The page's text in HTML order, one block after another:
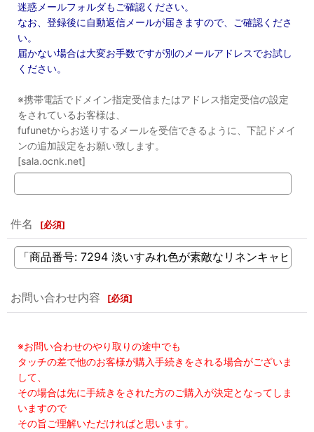
迷惑メールフォルダもご確認ください。
なお、登録後に自動返信メールが届きますので、ご確認くださ
い。
届かない場合は大変お手数ですが別のメールアドレスでお試し
ください。
※携帯電話でドメイン指定受信またはアドレス指定受信の設定
をされているお客様は、
fufunetからお送りするメールを受信できるように、下記ドメイ
ンの追加設定をお願い致します。
[sala.ocnk.net]
件名 [必須]
お問い合わせ内容 [必須]
※お問い合わせのやり取りの途中でも
タッチの差で他のお客様が購入手続きをされる場合がございま
して、
その場合は先に手続きをされた方のご購入が決定となってしま
いますので
その旨ご理解いただければと思います。